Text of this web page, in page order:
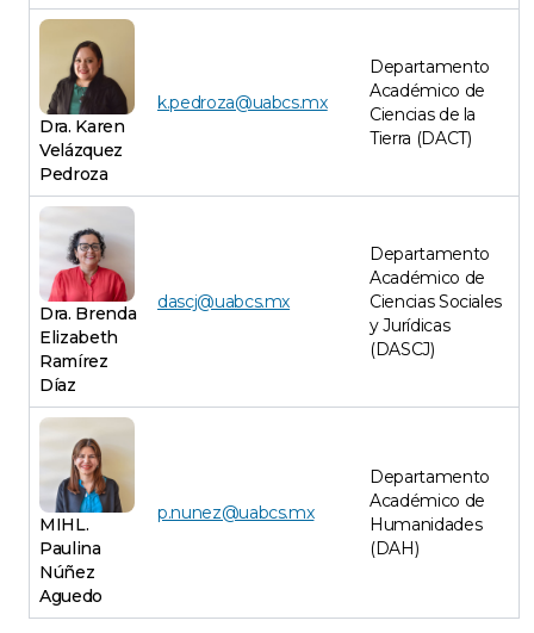
Dra. Karen
Velázquez
Pedroza
k.pedroza@uabcs.mx
Departamento
Académico de
Ciencias de la
Tierra (DACT)
Dra. Brenda
Elizabeth
Ramírez
Díaz
dascj@uabcs.mx
Departamento
Académico de
Ciencias Sociales
y Jurídicas
(DASCJ)
MIHL.
Paulina
Núñez
Aguedo
p.nunez@uabcs.mx
Departamento
Académico de
Humanidades
(DAH)